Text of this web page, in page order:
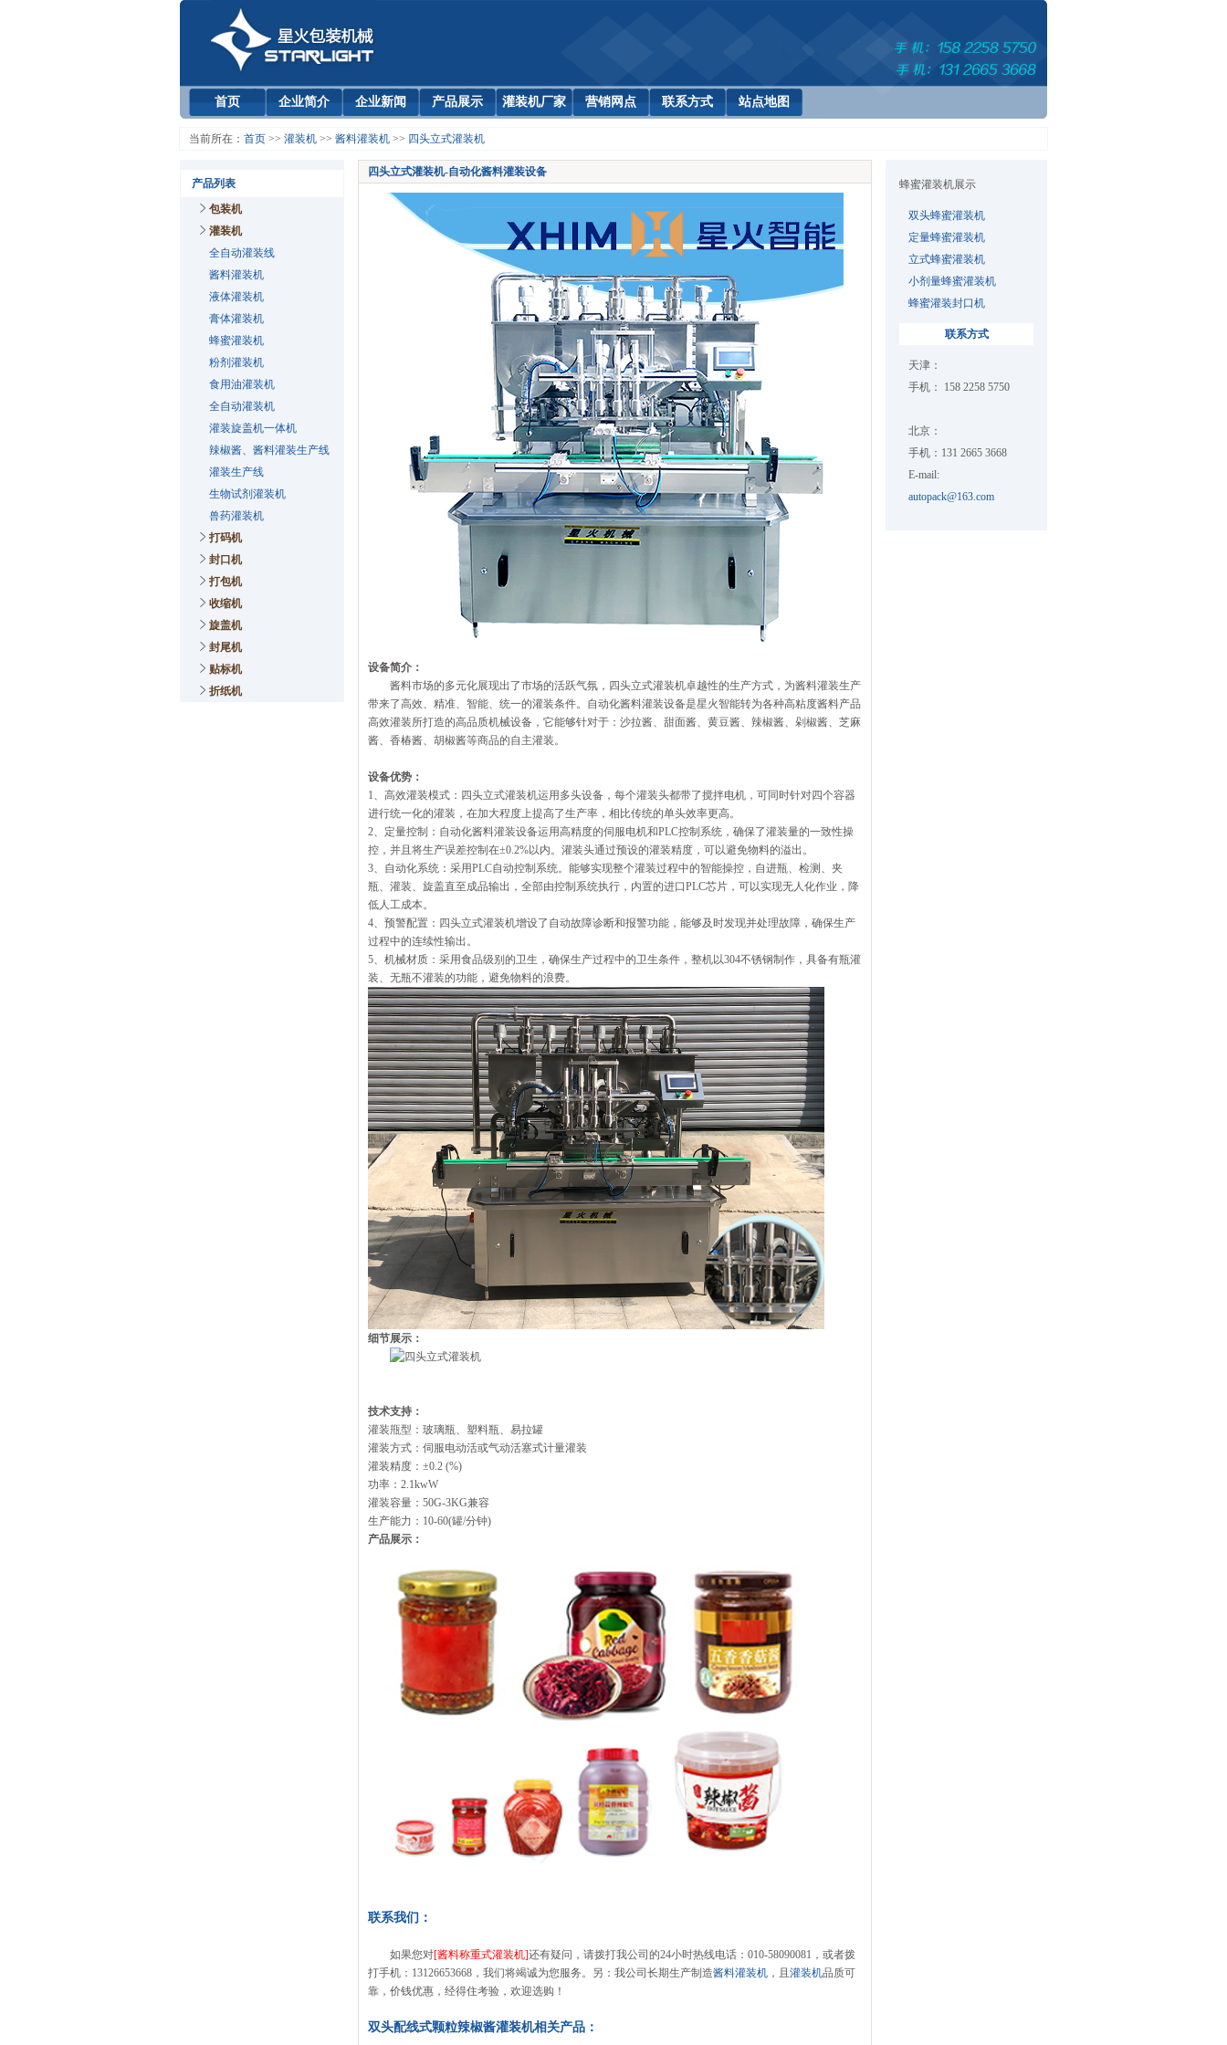
首页 企业简介 企业新闻 产品展示 灌装机厂家 营销网点 联系方式 站点地图
当前所在： 首页 >> 灌装机 >> 酱料灌装机 >> 四头立式灌装机
产品列表
包装机
灌装机
全自动灌装线
酱料灌装机
液体灌装机
膏体灌装机
蜂蜜灌装机
粉剂灌装机
食用油灌装机
全自动灌装机
灌装旋盖机一体机
辣椒酱、酱料灌装生产线
灌装生产线
生物试剂灌装机
兽药灌装机
打码机
封口机
打包机
收缩机
旋盖机
封尾机
贴标机
折纸机
四头立式灌装机-自动化酱料灌装设备
设备简介：
酱料市场的多元化展现出了市场的活跃气氛，四头立式灌装机卓越性的生产方式，为酱料灌装生产
带来了高效、精准、智能、统一的灌装条件。自动化酱料灌装设备是星火智能转为各种高粘度酱料产品
高效灌装所打造的高品质机械设备，它能够针对于：沙拉酱、甜面酱、黄豆酱、辣椒酱、剁椒酱、芝麻
酱、香椿酱、胡椒酱等商品的自主灌装。
设备优势：
1、高效灌装模式：四头立式灌装机运用多头设备，每个灌装头都带了搅拌电机，可同时针对四个容器
进行统一化的灌装，在加大程度上提高了生产率，相比传统的单头效率更高。
2、定量控制：自动化酱料灌装设备运用高精度的伺服电机和PLC控制系统，确保了灌装量的一致性操
控，并且将生产误差控制在±0.2%以内。灌装头通过预设的灌装精度，可以避免物料的溢出。
3、自动化系统：采用PLC自动控制系统。能够实现整个灌装过程中的智能操控，自进瓶、检测、夹
瓶、灌装、旋盖直至成品输出，全部由控制系统执行，内置的进口PLC芯片，可以实现无人化作业，降
低人工成本。
4、预警配置：四头立式灌装机增设了自动故障诊断和报警功能，能够及时发现并处理故障，确保生产
过程中的连续性输出。
5、机械材质：采用食品级别的卫生，确保生产过程中的卫生条件，整机以304不锈钢制作，具备有瓶灌
装、无瓶不灌装的功能，避免物料的浪费。
细节展示：
技术支持：
灌装甁型：玻璃瓶、塑料瓶、易拉罐
灌装方式：伺服电动活或气动活塞式计量灌装
灌装精度：±0.2 (%)
功率：2.1kwW
灌装容量：50G-3KG兼容
生产能力：10-60(罐/分钟)
产品展示：
联系我们：
如果您对[酱料称重式灌装机]还有疑问，请拨打我公司的24小时热线电话：010-58090081，或者拨
打手机：13126653668，我们将竭诚为您服务。另：我公司长期生产制造酱料灌装机 ，且 灌装机品质可
靠，价钱优惠，经得住考验，欢迎选购！
双头配线式颗粒辣椒酱灌装机相关产品：
蜂蜜灌装机展示
双头蜂蜜灌装机
定量蜂蜜灌装机
立式蜂蜜灌装机
小剂量蜂蜜灌装机
蜂蜜灌装封口机
联系方式
天津：
手机： 158 2258 5750
北京：
手机：131 2665 3668
E-mail:
autopack@163.com